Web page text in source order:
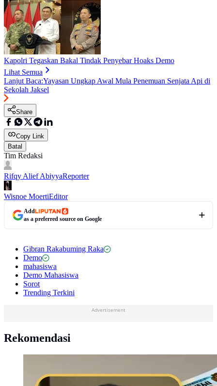
Kapolri Tegaskan Bakal Tindak Penyebar Hoaks Demo
Lihat Semua
Lanjut Baca:Yayasan Ungkap Awal Mula Penemuan Senjata Api di
Sekolah Jaksel
Share
Copy Link
Batal
Tim Redaksi
Rifqy Alief AbiyyaReporter
Wisnoe MoertiEditor
Add
as a preferred source on Google
Gibran Rakabuming Raka
Demo
mahasiswa
Demo Mahasiswa
Sorot
Trending Terkini
Advertisement
Rekomendasi